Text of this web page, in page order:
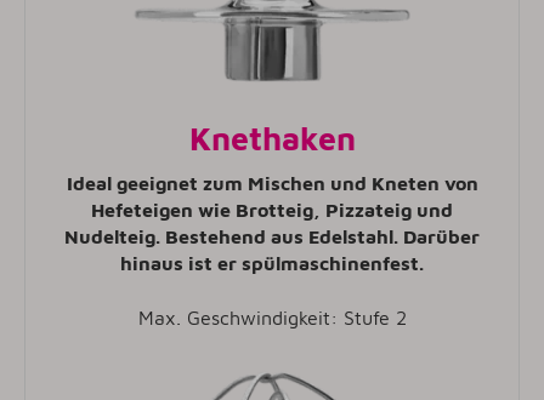
Knethaken
Ideal geeignet zum Mischen und Kneten von
Hefeteigen wie Brotteig, Pizzateig und
Nudelteig. Bestehend aus Edelstahl. Darüber
hinaus ist er spülmaschinenfest.
Max. Geschwindigkeit: Stufe 2